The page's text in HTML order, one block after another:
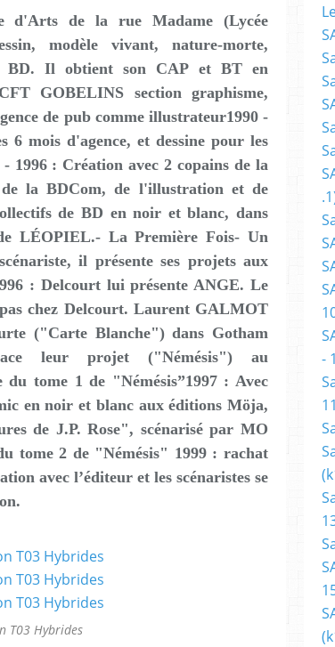
d'Arts de la rue Madame (Lycée
modèle vivant, nature-morte,
BD. Il obtient son CAP et BT en
GOBELINS section graphisme,
de pub comme illustrateur1990 -
6 mois d'agence, et dessine pour les
1996 : Création avec 2 copains de la
la BDCom, de l'illustration et de
de BD en noir et blanc, dans
LÉOPIEL.- La Première Fois- Un
il présente ses projets aux
: Delcourt lui présente ANGE. Le
chez Delcourt. Laurent GALMOT
("Carte Blanche") dans Gotham
leur projet ("Némésis") au
tome 1 de "Némésis”1997 : Avec
en noir et blanc aux éditions Möja,
de J.P. Rose", scénarisé par MO
tome 2 de "Némésis" 1999 : rachat
avec l’éditeur et les scénaristes se
T03 Hybrides
-